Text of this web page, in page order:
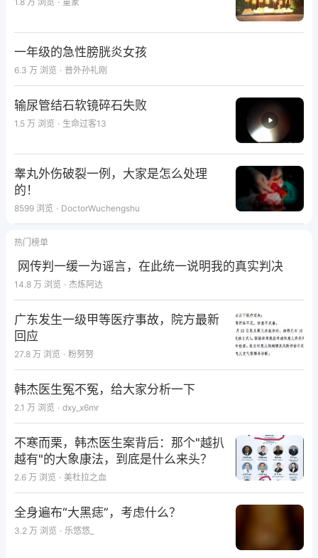
去登录 打开 App
一年级的急性膀胱炎女孩
6.3 万 浏览 · 普外孙礼刚
输尿管结石软镜碎石失败
1.5 万 浏览 · 生命过客13
睾丸外伤破裂一例，大家是怎么处理
的！
8599 浏览 · DoctorWuchengshu
热门榜单
网传判一缓一为谣言，在此统一说明我的真实判决
14.8 万 浏览 · 杰炼阿达
广东发生一级甲等医疗事故，院方最新
回应
27.8 万 浏览 · 粉努努
韩杰医生冤不冤，给大家分析一下
2.1 万 浏览 · dxy_x6mr
不寒而栗，韩杰医生案背后：那个"越扒
越有"的大象康法，到底是什么来头？
2.6 万 浏览 · 美杜拉之血
全身遍布“大黑痣”，考虑什么？
3.2 万 浏览 · 乐悠悠_